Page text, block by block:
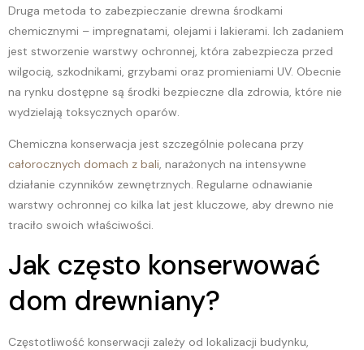
Druga metoda to zabezpieczanie drewna środkami
chemicznymi – impregnatami, olejami i lakierami. Ich zadaniem
jest stworzenie warstwy ochronnej, która zabezpiecza przed
wilgocią, szkodnikami, grzybami oraz promieniami UV. Obecnie
na rynku dostępne są środki bezpieczne dla zdrowia, które nie
wydzielają toksycznych oparów.
Chemiczna konserwacja jest szczególnie polecana przy
całorocznych domach z bali, narażonych na intensywne
działanie czynników zewnętrznych. Regularne odnawianie
warstwy ochronnej co kilka lat jest kluczowe, aby drewno nie
traciło swoich właściwości.
Jak często konserwować
dom drewniany?
Częstotliwość konserwacji zależy od lokalizacji budynku,